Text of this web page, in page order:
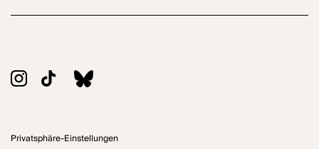
Privatsphäre-Einstellungen